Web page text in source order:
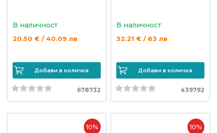
В наличност
20.50 € / 40.09 лв
Добави в количка
678732
В наличност
32.21 € / 63 лв
Добави в количка
439792
10% 10%